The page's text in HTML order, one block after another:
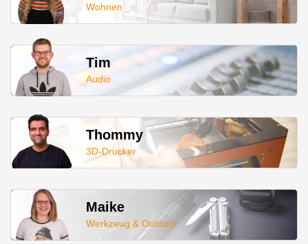
Wohnen
Tim
Audio
Thommy
3D-Drucker
Maike
Werkzeug & Outdoor